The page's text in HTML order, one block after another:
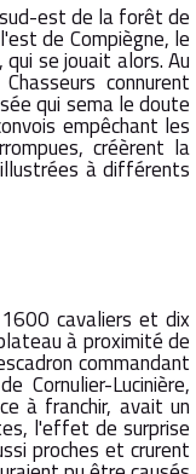
est de la forêt de
de Compiègne, le
se jouait alors. Au
connurent
qui sema le doute
empêchant les
créèrent la
à différents
cavaliers et dix
à proximité de
commandant
Lucinière,
à franchir, avait un
l'effet de surprise
proches et crurent